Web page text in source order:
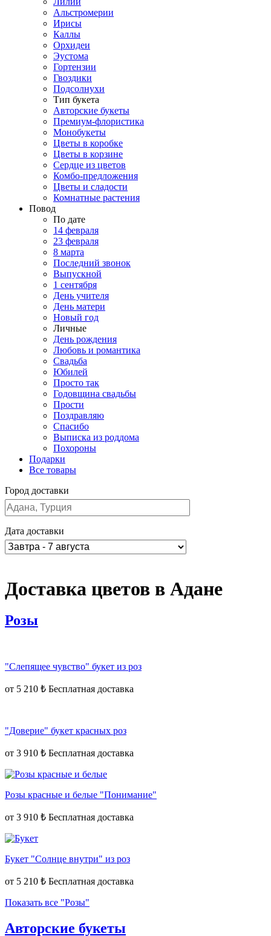
Альстромерии
Ирисы
Каллы
Орхидеи
Эустома
Гортензии
Гвоздики
Подсолнухи
Тип букета
Авторские букеты
Премиум-флористика
Монобукеты
Цветы в коробке
Цветы в корзине
Сердце из цветов
Комбо-предложения
Цветы и сладости
Комнатные растения
Повод
По дате
14 февраля
23 февраля
8 марта
Последний звонок
Выпускной
1 сентября
День учителя
День матери
Новый год
Личные
День рождения
Любовь и романтика
Свадьба
Юбилей
Просто так
Годовщина свадьбы
Прости
Поздравляю
Спасибо
Выписка из роддома
Похороны
Подарки
Все товары
Город доставки
Дата доставки
Доставка цветов в Адане
Розы
"Слепящее чувство" букет из роз
от 5 210 ₺
"Доверие" букет красных роз
от 3 910 ₺
Розы красные и белые "Понимание"
от 3 910 ₺
Букет "Солнце внутри" из роз
от 5 210 ₺
Показать все "Розы"
Авторские букеты